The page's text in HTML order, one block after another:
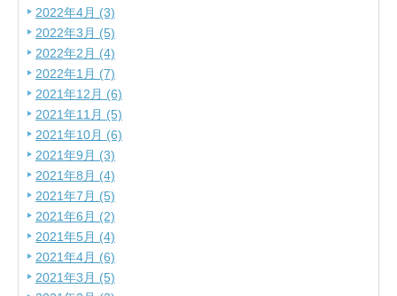
2022年4月 (3)
2022年3月 (5)
2022年2月 (4)
2022年1月 (7)
2021年12月 (6)
2021年11月 (5)
2021年10月 (6)
2021年9月 (3)
2021年8月 (4)
2021年7月 (5)
2021年6月 (2)
2021年5月 (4)
2021年4月 (6)
2021年3月 (5)